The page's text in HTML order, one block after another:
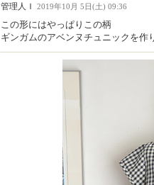
管理人Ｉ 2019年10月 5日(土) 09:36
この形にはやっぱりこの柄
ギンガムのアベンヌチュニックを作